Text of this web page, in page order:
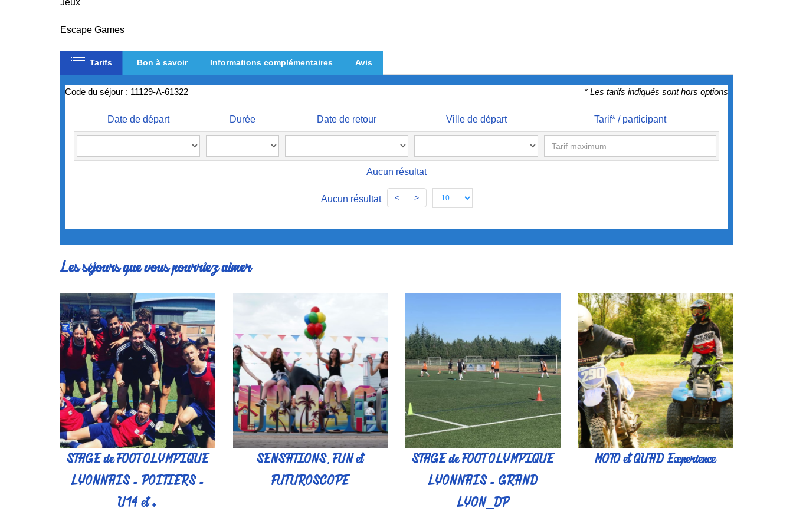
Escape Games
Tarifs Bon à savoir Informations complémentaires Avis
Code du séjour : 11129-A-61322 * Les tarifs indiqués sont hors options
Date de départ Durée Date de retour Ville de départ Tarif* / participant
Aucun résultat
Aucun résultat < >
Les séjours que vous pourriez aimer
STAGE de FOOT OLYMPIQUE
LYONNAIS - POITIERS -
U14 et +
SENSATIONS, FUN et
FUTUROSCOPE
STAGE de FOOT OLYMPIQUE
LYONNAIS - GRAND
LYON_DP
MOTO et QUAD Experience